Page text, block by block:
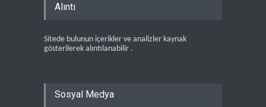
Alıntı
Sitede bulunun içerikler ve analizler kaynak
gösterilerek alıntılanabilir .
Sosyal Medya